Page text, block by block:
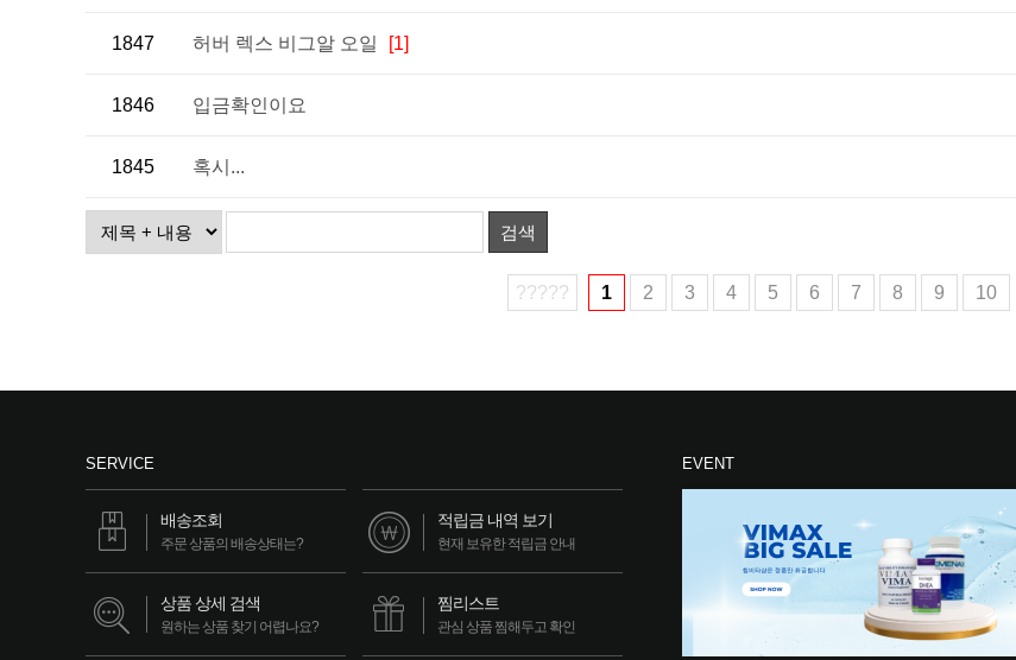
1847 허버 렉스 비그알 오일 [1]
1846 입금확인이요
1845 혹시...
검색
????? 1 2 3 4 5 6 7 8 9 10
SERVICE
배송조회
주문 상품의 배송상태는?
적립금 내역 보기
현재 보유한 적립금 안내
상품 상세 검색
원하는 상품 찾기 어렵나요?
찜리스트
관심 상품 찜해두고 확인
EVENT